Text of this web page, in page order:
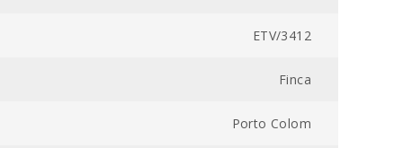
ETV/3412
Finca
Porto Colom